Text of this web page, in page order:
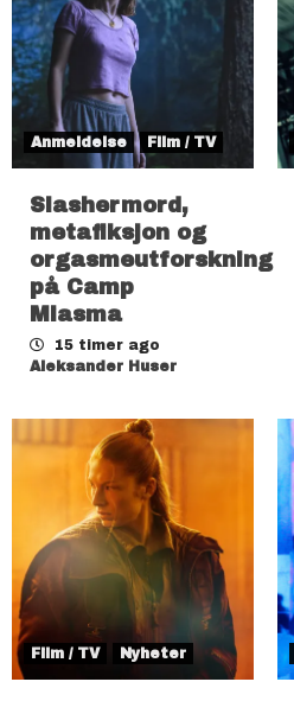
Anmeldelse Film / TV
Slashermord,
metafiksjon og
orgasmeutforskning
på Camp
Miasma
15 timer ago
Aleksander Huser
Film / TV Nyheter